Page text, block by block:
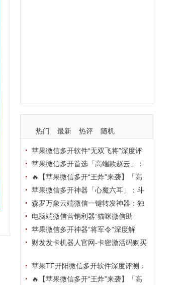
热门 最新 热评 随机
苹果微信多开软件“无双飞将”深度评
测：TF正式码+7天退换，拍拍卡激活
码商城正品保障
苹果微信多开首选「高端款赵云」：
TF正式码+斗战神8073包，7天退换认
准拍拍卡激活码商城
🔥【苹果微信多开“王炸”来袭】「高
端地狱火」—— TF正式码+斗战神807
3包，7天退换，安全防封，多开自由触
手可及！
苹果微信多开神器「心魔六耳」：斗
战神8073包+7天退换，认准拍拍卡激
活码商城
森罗万象云端微信一键转发神器：独
家源码·安全防封·月卡季卡半年卡年卡
授权，7天无理由退换！
电脑端微信营销利器“猫咪微信助
手”深度评测：7大模块功能全解析，多
卡种授权灵活选
苹果微信多开神器“将军令”深度解
析：8073版本包+TF外侧码，微商营销
财发发卡机器人官网-卡密激活码购买
换苹果TF开阳微信多开软件深度评测：
凡尔赛8069包功能全解析，TestFlight
🔥【苹果微信多开“王炸”来袭】「高